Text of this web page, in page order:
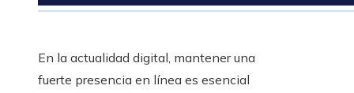
En la actualidad digital, mantener una
fuerte presencia en línea es esencial